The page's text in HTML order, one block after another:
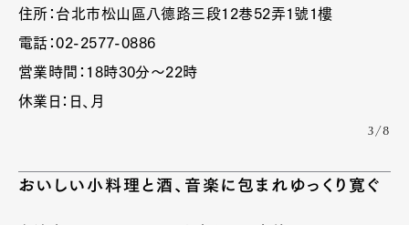
Art&DesignWatchFashion
住所：台北市松山區八德路三段12巷52弄1號1樓
電話：02-2577-0886
営業時間：18時30分〜22時
休業日：日、月
3/8
おいしい小料理と酒、音楽に包まれゆっくり寛ぐ